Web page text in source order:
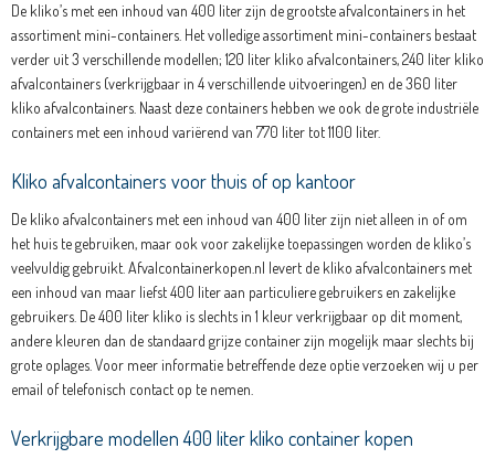
De kliko’s met een inhoud van 400 liter zijn de grootste afvalcontainers in het
assortiment mini-containers. Het volledige assortiment mini-containers bestaat
verder uit 3 verschillende modellen; 120 liter kliko afvalcontainers, 240 liter kliko
afvalcontainers (verkrijgbaar in 4 verschillende uitvoeringen) en de 360 liter
kliko afvalcontainers. Naast deze containers hebben we ook de grote industriële
containers met een inhoud variërend van 770 liter tot 1100 liter.
Kliko afvalcontainers voor thuis of op kantoor
De kliko afvalcontainers met een inhoud van 400 liter zijn niet alleen in of om
het huis te gebruiken, maar ook voor zakelijke toepassingen worden de kliko’s
veelvuldig gebruikt. Afvalcontainerkopen.nl levert de kliko afvalcontainers met
een inhoud van maar liefst 400 liter aan particuliere gebruikers en zakelijke
gebruikers. De 400 liter kliko is slechts in 1 kleur verkrijgbaar op dit moment,
andere kleuren dan de standaard grijze container zijn mogelijk maar slechts bij
grote oplages. Voor meer informatie betreffende deze optie verzoeken wij u per
email of telefonisch contact op te nemen.
Verkrijgbare modellen 400 liter kliko container kopen